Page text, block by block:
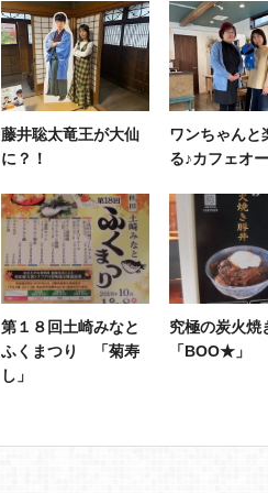
藤井聡太竜王が大仙
に？！
ワンちゃんと
る♪カフェオ
第１８回土崎みなと
ふくまつり 「菊寿
し」
究極の炭火焼
「BOO★」